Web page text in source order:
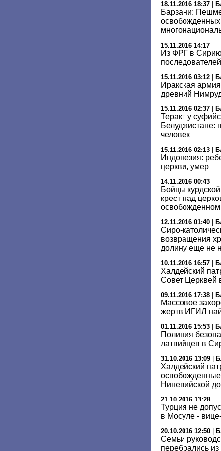
18.11.2016 18:37
Барзани:
освобожденных
15.11.2016 14:17
Из ФРГ в Сирию
15.11.2016 03:12
Иракская
древний
15.11.2016 02:37
Теракт у
Белуджистане:
человек
15.11.2016 02:13 |
Индонезия:
церкви, умер
14.11.2016 00:43
Бойцы
крест над
12.11.2016 01:40
Сиро-
возвращения
долину еще не
10.11.2016 16:57 |
Халдейский
Совет Церквей
09.11.2016 17:38
Массовое
жертв ИГИЛ
01.11.2016 15:53
Полиция
латвийцев в
31.10.2016 13:09 |
Халдейский
освобожденные
Ниневийской
21.10.2016 13:28
Турция не
в Мосуле -
20.10.2016 12:50
Семьи
перебрались